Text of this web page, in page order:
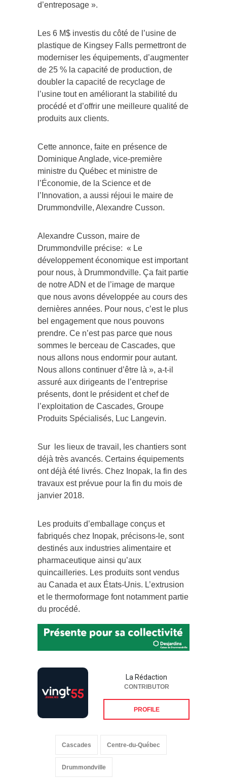
d’entreposage ».
Les 6 M$ investis du côté de l’usine de
plastique de Kingsey Falls permettront de
moderniser les équipements, d’augmenter
de 25 % la capacité de production, de
doubler la capacité de recyclage de
l’usine tout en améliorant la stabilité du
procédé et d’offrir une meilleure qualité de
produits aux clients.
Cette annonce, faite en présence de
Dominique Anglade, vice-première
ministre du Québec et ministre de
l’Économie, de la Science et de
l’Innovation, a aussi réjoui le maire de
Drummondville, Alexandre Cusson.
Alexandre Cusson, maire de
Drummondville précise: « Le
développement économique est important
pour nous, à Drummondville. Ça fait partie
de notre ADN et de l’image de marque
que nous avons développée au cours des
dernières années. Pour nous, c’est le plus
bel engagement que nous pouvons
prendre. Ce n’est pas parce que nous
sommes le berceau de Cascades, que
nous allons nous endormir pour autant.
Nous allons continuer d’être là », a-t-il
assuré aux dirigeants de l’entreprise
présents, dont le président et chef de
l’exploitation de Cascades, Groupe
Produits Spécialisés, Luc Langevin.
Sur les lieux de travail, les chantiers sont
déjà très avancés. Certains équipements
ont déjà été livrés. Chez Inopak, la fin des
travaux est prévue pour la fin du mois de
janvier 2018.
Les produits d’emballage conçus et
fabriqués chez Inopak, précisons-le, sont
destinés aux industries alimentaire et
pharmaceutique ainsi qu’aux
quincailleries. Les produits sont vendus
au Canada et aux États-Unis. L’extrusion
et le thermoformage font notamment partie
du procédé.
La Rédaction
CONTRIBUTOR
PROFILE
Cascades Centre-du-Québec
Drummondville